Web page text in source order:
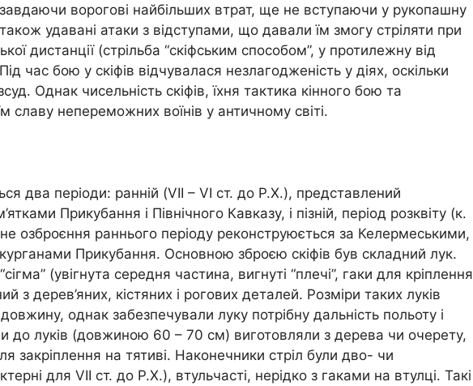
завдаючи ворогові найбільших втрат, ще не вступаючи у рукопашну
удавані атаки з відступами, що давали їм змогу стріляти при
дистанції (стрільба “скіфським способом”, у протилежну від
час бою у скіфів відчувалася незлагодженість у діях, оскільки
Однак чисельність скіфів, їхня тактика кінного бою та
славу непереможних воїнів у античному світі.
два періоди: ранній (VII – VI ст. до Р.Х.), представлений
Прикубання і Північного Кавказу, і пізній, період розквіту (к.
озброєння раннього періоду реконструюється за Келермеськими,
Прикубання. Основною зброєю скіфів був складний лук.
(увігнута середня частина, вигнуті “плечі”, гаки для кріплення
з дерев’яних, кістяних і рогових деталей. Розміри таких луків
однак забезпечували луку потрібну дальність польоту і
до луків (довжиною 60 – 70 см) виготовляли з дерева чи очерету,
закріплення на тятиві. Наконечники стріл були дво- чи
для VII ст. до Р.Х.), втульчасті, нерідко з гаками на втулці. Такі